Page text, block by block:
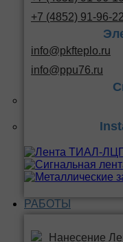
+7 (4852) 91-96-22
info@pkfteplo.ru
info@ppu76.ru
РАБОТЫ